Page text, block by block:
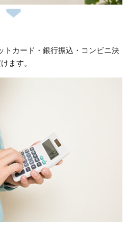
トカード・銀行振込・コンビニ決
ます。